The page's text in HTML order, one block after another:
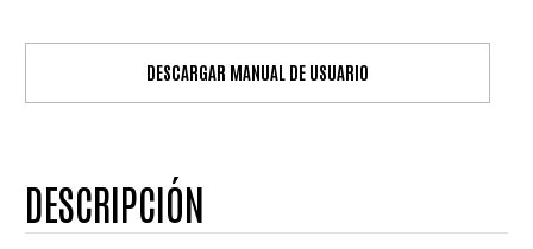
DESCARGAR MANUAL DE USUARIO